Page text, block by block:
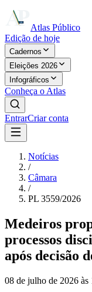
Atlas Público
Edição de hoje
Cadernos
Eleições 2026
Infográficos
Conheça o Atlas
EntrarCriar conta
Notícias
/
Câmara
/
PL 3559/2026
Medeiros
processos
após decisão
08 de julho de 2026 às